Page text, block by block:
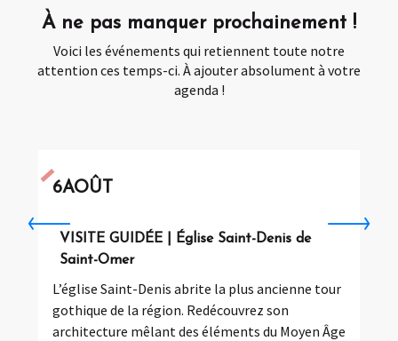
ATELIER | Nœuds de marinier (dès 6 ans)
ATELIER | Atelier aquarelle Adulte
SOIRÉE | Soirée musicale à "Faubourgs Plage"
Brocante de Quercamps
Brocante de Campagne-les-Wardrecques
ATELIER | Même pas peur ! (3-10 ans)
À ne pas manquer prochainement !
Voici les événements qui retiennent toute notre
attention ces temps-ci. À ajouter absolument à votre
agenda !
6AOÛT
VISITE GUIDÉE | Église Saint-Denis de
Saint-Omer
L’église Saint-Denis abrite la plus ancienne tour
gothique de la région. Redécouvrez son
architecture mêlant des éléments du Moyen Âge